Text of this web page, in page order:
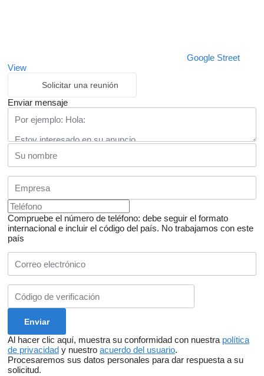
Google Street
View
Solicitar una reunión
Enviar mensaje
Compruebe el número de teléfono: debe seguir el formato
internacional e incluir el código del país. No trabajamos con este
país
Al hacer clic aquí, muestra su conformidad con nuestra política
de privacidad y nuestro acuerdo del usuario.
Procesaremos sus datos personales para dar respuesta a su
solicitud.